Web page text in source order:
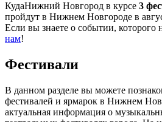
КудаНижний Новгород в курсе 3
пройдут в Нижнем Новгороде в
Если вы знаете о событии, которого
нам!
Фестивали
В данном разделе вы можете
фестивалей и ярмарок в Нижнем
актуальная информация о